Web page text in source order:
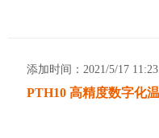
添加时间：2021/5/17
PTH10 高精度数字化